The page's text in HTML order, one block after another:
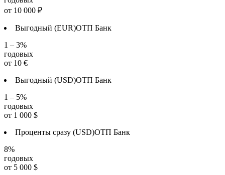
от 10 000 ₽
Выгодный (EUR)ОТП Банк
1 – 3%
годовых
от 10 €
Выгодный (USD)ОТП Банк
1 – 5%
годовых
от 1 000 $
Проценты сразу (USD)ОТП Банк
8%
годовых
от 5 000 $